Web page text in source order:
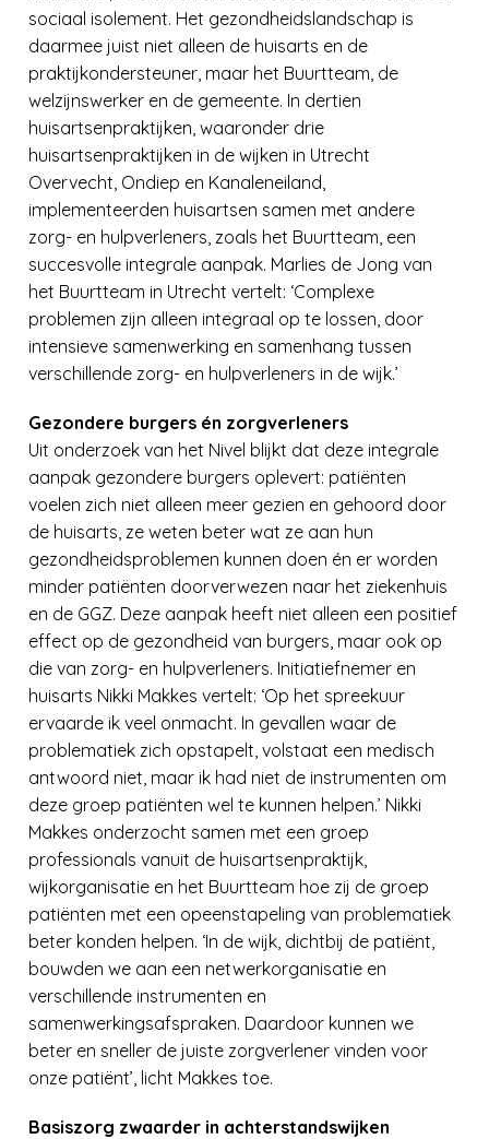
sociaal isolement. Het gezondheidslandschap is
daarmee juist niet alleen de huisarts en de
praktijkondersteuner, maar het Buurtteam, de
welzijnswerker en de gemeente. In dertien
huisartsenpraktijken, waaronder drie
huisartsenpraktijken in de wijken in Utrecht
Overvecht, Ondiep en Kanaleneiland,
implementeerden huisartsen samen met andere
zorg- en hulpverleners, zoals het Buurtteam, een
succesvolle integrale aanpak. Marlies de Jong van
het Buurtteam in Utrecht vertelt: ‘Complexe
problemen zijn alleen integraal op te lossen, door
intensieve samenwerking en samenhang tussen
verschillende zorg- en hulpverleners in de wijk.’
Gezondere burgers én zorgverleners
Uit onderzoek van het Nivel blijkt dat deze integrale
aanpak gezondere burgers oplevert: patiënten
voelen zich niet alleen meer gezien en gehoord door
de huisarts, ze weten beter wat ze aan hun
gezondheidsproblemen kunnen doen én er worden
minder patiënten doorverwezen naar het ziekenhuis
en de GGZ. Deze aanpak heeft niet alleen een positief
effect op de gezondheid van burgers, maar ook op
die van zorg- en hulpverleners. Initiatiefnemer en
huisarts Nikki Makkes vertelt: ‘Op het spreekuur
ervaarde ik veel onmacht. In gevallen waar de
problematiek zich opstapelt, volstaat een medisch
antwoord niet, maar ik had niet de instrumenten om
deze groep patiënten wel te kunnen helpen.’ Nikki
Makkes onderzocht samen met een groep
professionals vanuit de huisartsenpraktijk,
wijkorganisatie en het Buurtteam hoe zij de groep
patiënten met een opeenstapeling van problematiek
beter konden helpen. ‘In de wijk, dichtbij de patiënt,
bouwden we aan een netwerkorganisatie en
verschillende instrumenten en
samenwerkingsafspraken. Daardoor kunnen we
beter en sneller de juiste zorgverlener vinden voor
onze patiënt’, licht Makkes toe.
Basiszorg zwaarder in achterstandswijken